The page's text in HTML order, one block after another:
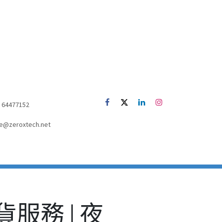
64477152
服務 | 夜